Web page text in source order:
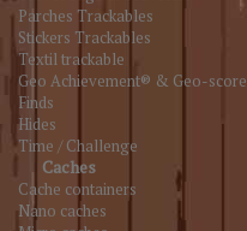
Parches Trackables
Stickers Trackables
Textil trackable
Geo Achievement® & Geo-score
Finds
Hides
Time / Challenge
Caches
Cache containers
Nano caches